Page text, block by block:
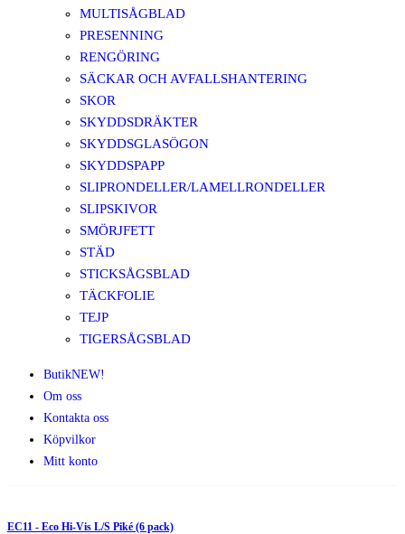
MULTISÅGBLAD
PRESENNING
RENGÖRING
SÄCKAR OCH AVFALLSHANTERING
SKOR
SKYDDSDRÄKTER
SKYDDSGLASÖGON
SKYDDSPAPP
SLIPRONDELLER/LAMELLRONDELLER
SLIPSKIVOR
SMÖRJFETT
STÄD
STICKSÅGSBLAD
TÄCKFOLIE
TEJP
TIGERSÅGSBLAD
ButikNEW!
Om oss
Kontakta oss
Köpvilkor
Mitt konto
EC11 - Eco Hi-Vis L/S Piké (6 pack)